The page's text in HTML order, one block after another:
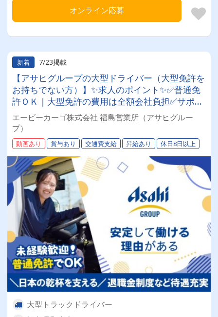
オンライン応募
新着 7/23掲載
【アサヒグループの大型ドライバー（大型免許を
お持ちでない方）】✨求人のポイント✨✅普通免
許ＯＫ｜大型免許の費用は全額会社負担✅サポー
ト充実｜３ステップでプロのドライバーへ✅年休
１１６日｜ワークライフバランス良い環境✅大手
グループ｜待遇の充実、退職金や賞与あり✅安定
した勤務｜グループ内外の業務を幅広く展開
エービーカーゴ株式会社 福島営業所（アサヒグルー
プ）
動画あり 賞与あり 交通費支給 昇給あり 休日8日以上
大型トラックドライバー